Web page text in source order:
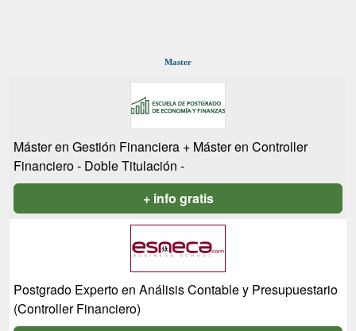
Master
Máster en Gestión Financiera + Máster en Controller
Financiero - Doble Titulación -
+ info gratis
Postgrado Experto en Análisis Contable y Presupuestario
(Controller Financiero)